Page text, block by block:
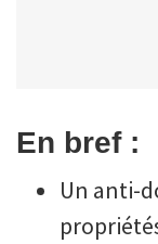
En bref :
Un anti-